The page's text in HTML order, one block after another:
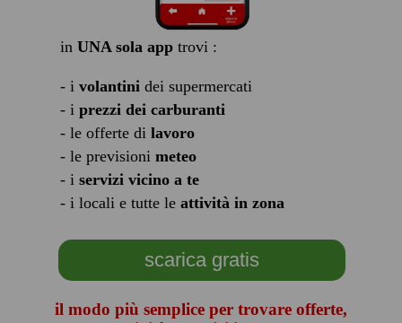
in UNA sola apptrovi :
- i volantinidei supermercati
- i prezzi dei carburanti
- le offerte di lavoro
- le previsioni meteo
- i servizi vicino a te
- i locali e tutte le attività in zona
scarica gratis
il modo più semplice per trovare offerte,